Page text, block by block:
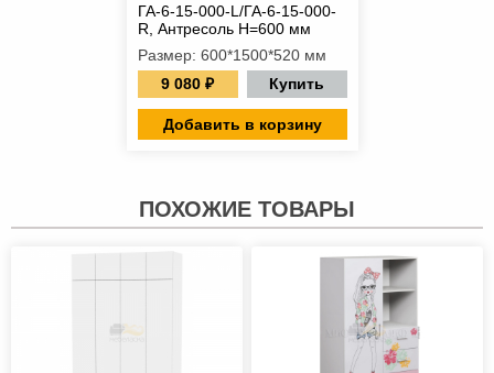
ГА-6-15-000-L/ГА-6-15-000-
R, Антресоль Н=600 мм
Размер: 600*1500*520 мм
9 080 ₽
Купить
Добавить в корзину
ПОХОЖИЕ ТОВАРЫ